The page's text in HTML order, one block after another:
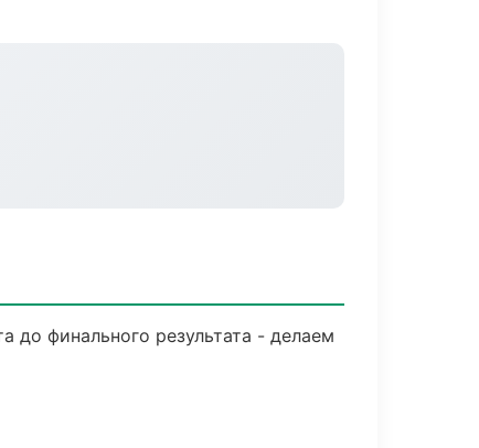
до финального результата - делаем